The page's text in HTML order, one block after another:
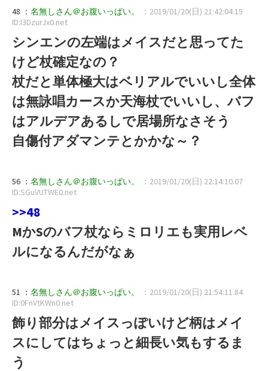
48 ： 名無しさん＠お腹いっぱい。
：2019/01/20(日) 21:42:04.15
ID:I3DzurJx0.net
シンエンの左端はメイスだと思ってた
けど杖確定なの？
杖だと単体極大はベリアルでいいし全体
は無詠唱カースか天海杖でいいし、バフ
はアルデアあるしで居場所なさそう
自傷付アダマンテとかかな～？
56 ： 名無しさん＠お腹いっぱい。
：2019/01/20(日) 22:14:10.07
ID:SGuVUTWE0.net
>>48
MかSのバフ杖ならミロリエも実用レベ
ルになるんだがなぁ
51 ： 名無しさん＠お腹いっぱい。
：2019/01/20(日) 21:54:11.84
ID:0FnVtKWn0.net
飾り部分はメイスっぽいけど柄はメイ
スにしてはちょっと細長い気もするま
う